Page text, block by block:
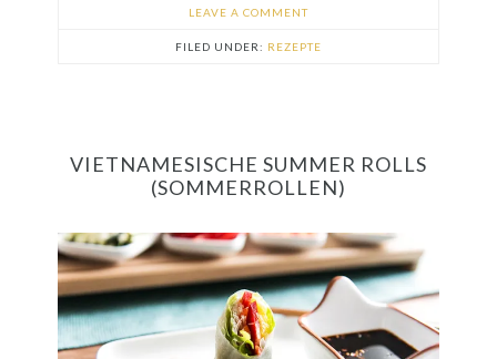
LEAVE A COMMENT
FILED UNDER: REZEPTE
VIETNAMESISCHE SUMMER ROLLS
(SOMMERROLLEN)